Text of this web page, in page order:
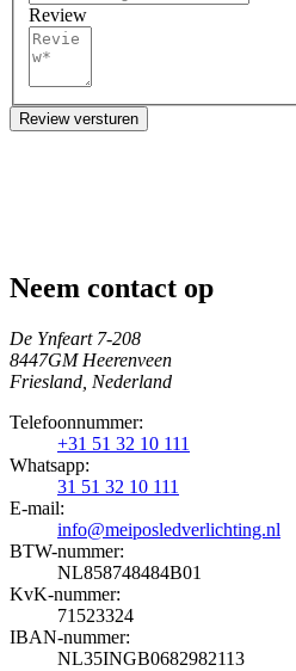
Review
Review versturen
Neem contact op
De Ynfeart 7-208
8447GM Heerenveen
Friesland, Nederland
Telefoonnummer:
+31 51 32 10 111
Whatsapp:
31 51 32 10 111
E-mail:
info@meiposledverlichting.nl
BTW-nummer:
NL858748484B01
KvK-nummer:
71523324
IBAN-nummer:
NL35INGB0682982113